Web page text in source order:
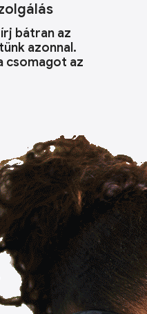
bátran az
azonnal.
csomagot az